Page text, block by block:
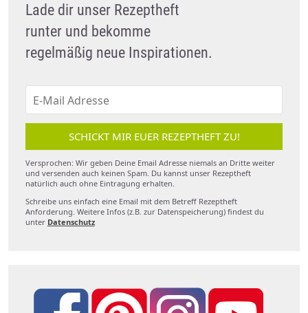
Lade dir unser Rezeptheft
runter und bekomme
regelmäßig neue Inspirationen.
SCHICKT MIR EUER REZEPTHEFT ZU!
Versprochen: Wir geben Deine Email Adresse niemals an Dritte weiter
und versenden auch keinen Spam. Du kannst unser Rezeptheft
natürlich auch ohne Eintragung erhalten.
Schreibe uns einfach eine Email mit dem Betreff Rezeptheft
Anforderung. Weitere Infos (z.B. zur Datenspeicherung) findest du
unter Datenschutz